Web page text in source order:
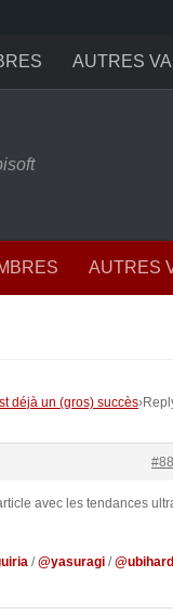
AUTRES
AUTRES
déjà un (gros) succès›
avec les tendances
/@yasuragi /@ubihard